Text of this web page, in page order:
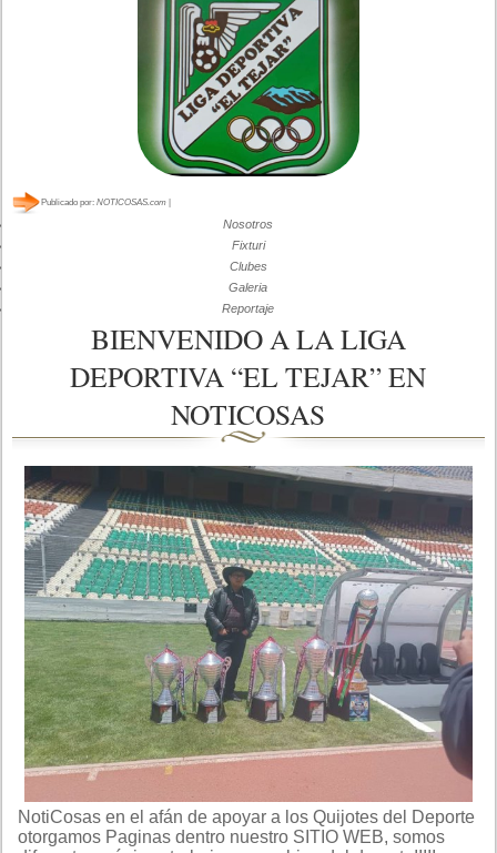
Publicado por:NOTICOSAS.com
Nosotros
Fixturi
Clubes
Galeria
Reportaje
BIENVENIDO A LA LIGA
DEPORTIVA “EL TEJAR” EN
NOTICOSAS
NotiCosas en el afán de apoyar a los Quijotes del Deporte
otorgamos Paginas dentro nuestro SITIO WEB, somos